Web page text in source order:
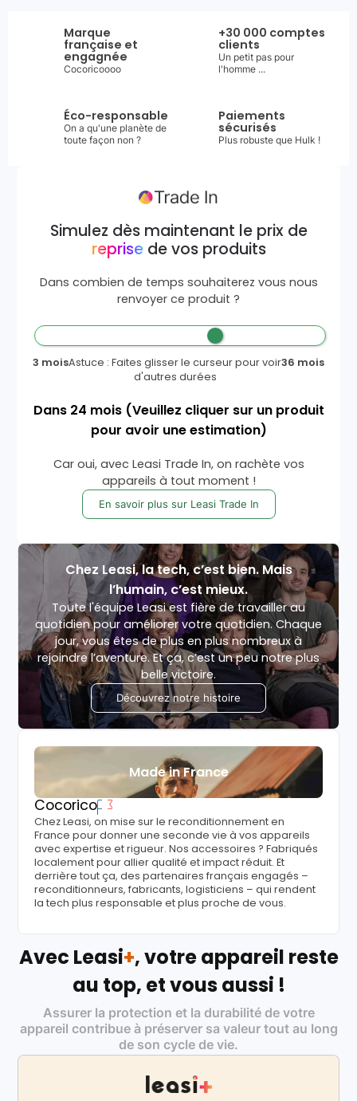
Marque
française et
engagnée
Cocoricoooo
+30 000 comptes
clients
Un petit pas pour
l'homme ...
Éco-responsable
On a qu'une planète de
toute façon non ?
Paiements
sécurisés
Plus robuste que Hulk !
Simulez dès maintenant le prix de
reprisede vos produits
Dans combien de temps souhaiterez vous nous
renvoyer ce produit ?
3 moisAstuce : Faites glisser le curseur pour voir
d'autres durées
36 mois
Dans 24 mois (Veuillez cliquer sur un produit
pour avoir une estimation)
Car oui, avec Leasi Trade In, on rachète vos
appareils à tout moment !
En savoir plus sur Leasi Trade In
Chez Leasi, la tech, c’est bien. Mais
l’humain, c’est mieux.
Toute l'équipe Leasi est fière de travailler au
quotidien pour améliorer votre quotidien. Chaque
jour, vous êtes de plus en plus nombreux à
rejoindre l’aventure. Et ça, c’est un peu notre plus
belle victoire.
Découvrez notre histoire
Made in France
Cocorico
Chez Leasi, on mise sur le reconditionnement en
France pour donner une seconde vie à vos appareils
avec expertise et rigueur. Nos accessoires ? Fabriqués
localement pour allier qualité et impact réduit. Et
derrière tout ça, des partenaires français engagés –
reconditionneurs, fabricants, logisticiens – qui rendent
la tech plus responsable et plus proche de vous.
Avec Leasi+, votre appareil reste
au top, et vous aussi !
Assurer la protection et la durabilité de votre
appareil contribue à préserver sa valeur tout au long
de son cycle de vie.